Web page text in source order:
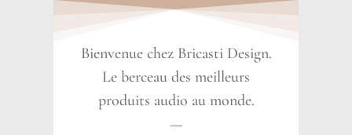
Bienvenue chez Bricasti Design.
Le berceau des meilleurs
produits audio au monde.
—